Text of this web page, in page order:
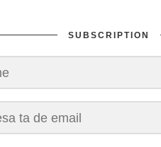
SUBSCRIPTION